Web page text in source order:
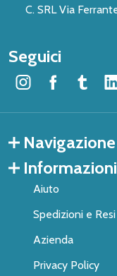
C. SRL Via
Seguici
Navigazione
Aiuto
Spedizioni e Resi
Azienda
Privacy Policy